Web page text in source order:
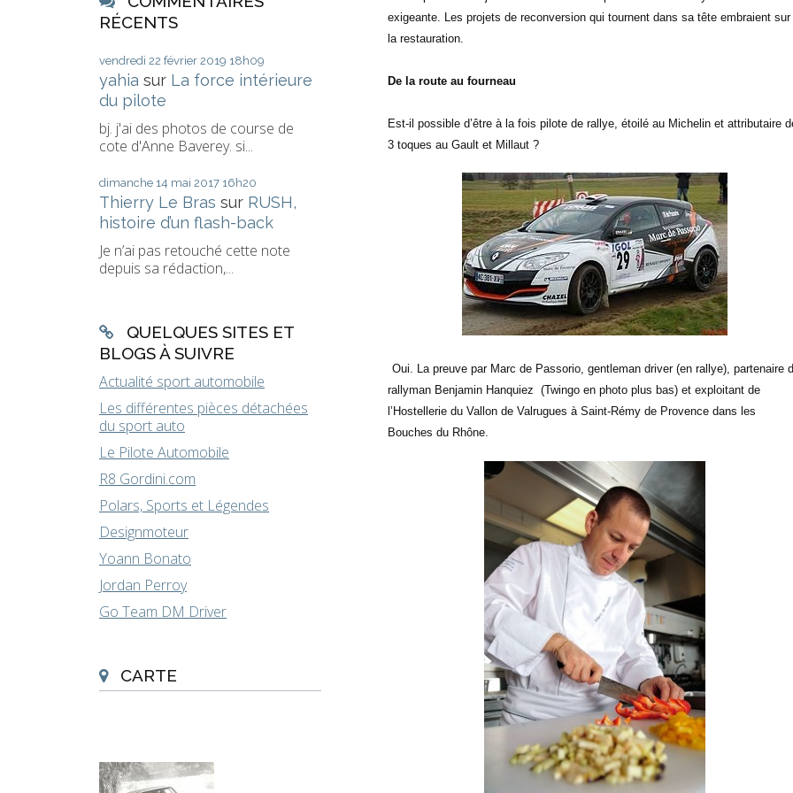
RÉCENTS
vendredi 22 février 2019 18h09
yahia sur La force intérieure
du pilote
bj. j'ai des photos de course de
cote d'Anne Baverey. si...
dimanche 14 mai 2017 16h20
Thierry Le Bras sur RUSH,
histoire d’un flash-back
Je n’ai pas retouché cette note
depuis sa rédaction,...
QUELQUES SITES ET
BLOGS À SUIVRE
Actualité sport automobile
Les différentes pièces détachées
du sport auto
Le Pilote Automobile
R8 Gordini.com
Polars, Sports et Légendes
Designmoteur
Yoann Bonato
Jordan Perroy
Go Team DM Driver
CARTE
exigeante. Les projets de reconversion qui tournent dans sa tête embraient sur
la restauration.
De la route au fourneau
Est-il possible d’être à la fois pilote de rallye, étoilé au Michelin et attributaire
3 toques au Gault et Millaut ?
Oui. La preuve par Marc de Passorio, gentleman driver (en rallye), partenaire
rallyman Benjamin Hanquiez (Twingo en photo plus bas) et exploitant de
l’Hostellerie du Vallon de Valrugues à Saint-Rémy de Provence dans les
Bouches du Rhône.